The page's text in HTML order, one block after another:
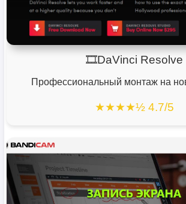
🎞️DaVinci Resolve
Профессиональный монтаж на
★★★★½ 4.7/5